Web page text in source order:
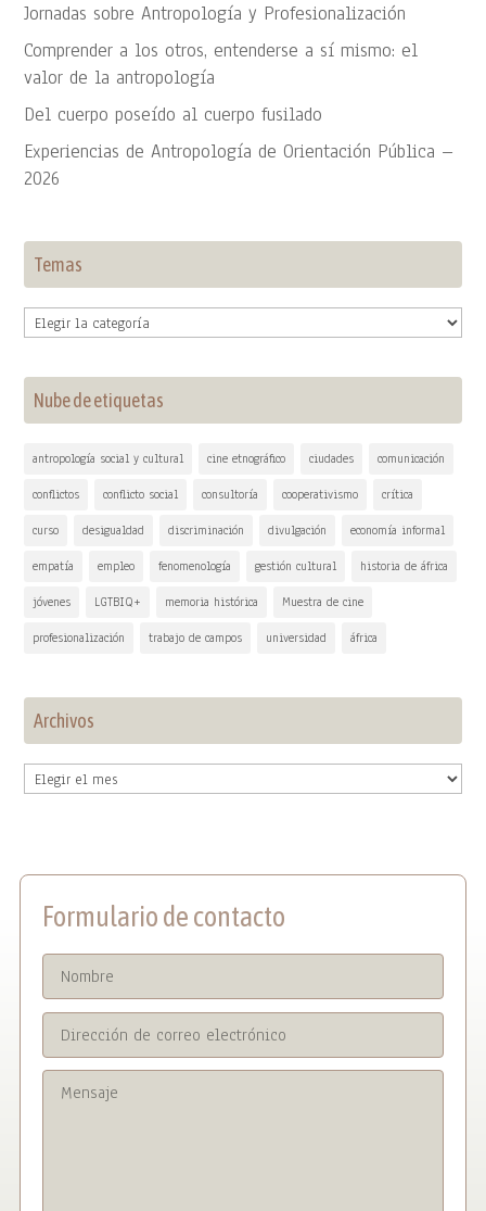
Jornadas sobre Antropología y Profesionalización
Comprender a los otros, entenderse a sí mismo: el
valor de la antropología
Del cuerpo poseído al cuerpo fusilado
Experiencias de Antropología de Orientación Pública –
2026
Temas
Temas
Nube de etiquetas
antropología social y cultural cine etnográfico ciudades comunicación
conflictos conflicto social consultoría cooperativismo crítica
curso desigualdad discriminación divulgación economía informal
empatía empleo fenomenología gestión cultural historia de áfrica
jóvenes LGTBIQ+ memoria histórica Muestra de cine
profesionalización trabajo de campos universidad áfrica
Archivos
Archivos
Formulario de contacto